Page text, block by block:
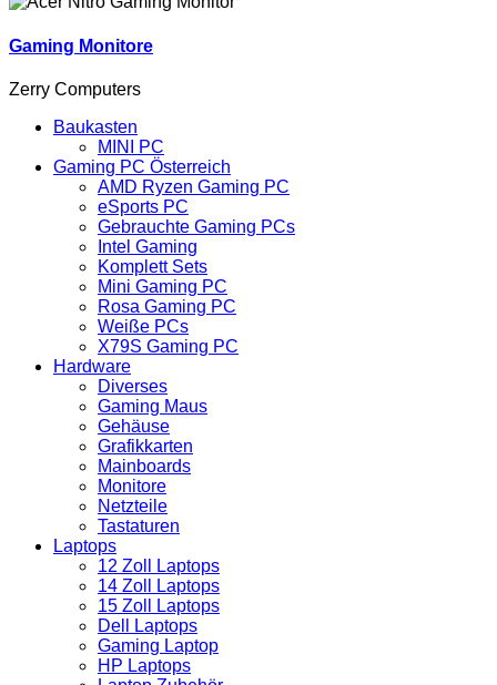
Gaming Monitore
Zerry Computers
Baukasten
MINI PC
Gaming PC Österreich
AMD Ryzen Gaming PC
eSports PC
Gebrauchte Gaming PCs
Intel Gaming
Komplett Sets
Mini Gaming PC
Rosa Gaming PC
Weiße PCs
X79S Gaming PC
Hardware
Diverses
Gaming Maus
Gehäuse
Grafikkarten
Mainboards
Monitore
Netzteile
Tastaturen
Laptops
12 Zoll Laptops
14 Zoll Laptops
15 Zoll Laptops
Dell Laptops
Gaming Laptop
HP Laptops